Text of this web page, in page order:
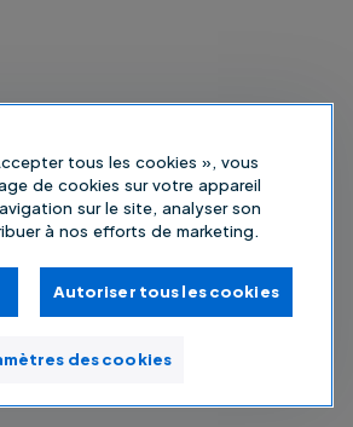
tous les cookies », vous
de cookies sur votre appareil
sur le site, analyser son
à nos efforts de marketing.
Autoriser tous les cookies
des cookies